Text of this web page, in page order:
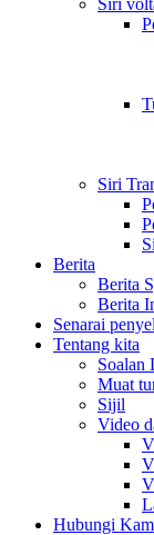
Siri
Siri
Berita
Berita
Berita
Senarai
Tentang kita
Soalan
Muat
Sijil
Video
Hubungi